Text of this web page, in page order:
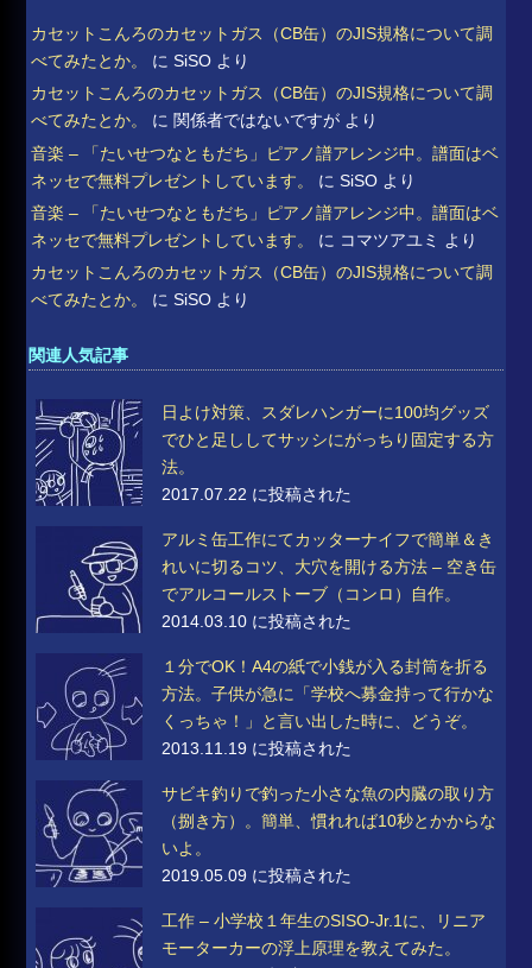
カセットこんろのカセットガス（CB缶）のJIS規格について調
べてみたとか。
にSiSO より
カセットこんろのカセットガス（CB缶）のJIS規格について調
べてみたとか。
に 関係者ではないですが より
音楽 – 「たいせつなともだち」ピアノ譜アレンジ中。譜面はベ
ネッセで無料プレゼントしています。
にSiSO より
音楽 – 「たいせつなともだち」ピアノ譜アレンジ中。譜面はベ
ネッセで無料プレゼントしています。
に コマツアユミ
より
カセットこんろのカセットガス（CB缶）のJIS規格について調
べてみたとか。
にSiSO より
関連人気記事
日よけ対策、スダレハンガーに100均グッズ
でひと足ししてサッシにがっちり固定する方
法。
2017.07.22 に投稿された
アルミ缶工作にてカッターナイフで簡単＆き
れいに切るコツ、大穴を開ける方法 – 空き缶
でアルコールストーブ（コンロ）自作。
2014.03.10 に投稿された
１分でOK！A4の紙で小銭が入る封筒を折る
方法。子供が急に「学校へ募金持って行かな
くっちゃ！」と言い出した時に、どうぞ。
2013.11.19 に投稿された
サビキ釣りで釣った小さな魚の内臓の取り方
（捌き方）。簡単、慣れれば10秒とかからな
いよ。
2019.05.09 に投稿された
工作 – 小学校１年生のSISO-Jr.1に、リニア
モーターカーの浮上原理を教えてみた。